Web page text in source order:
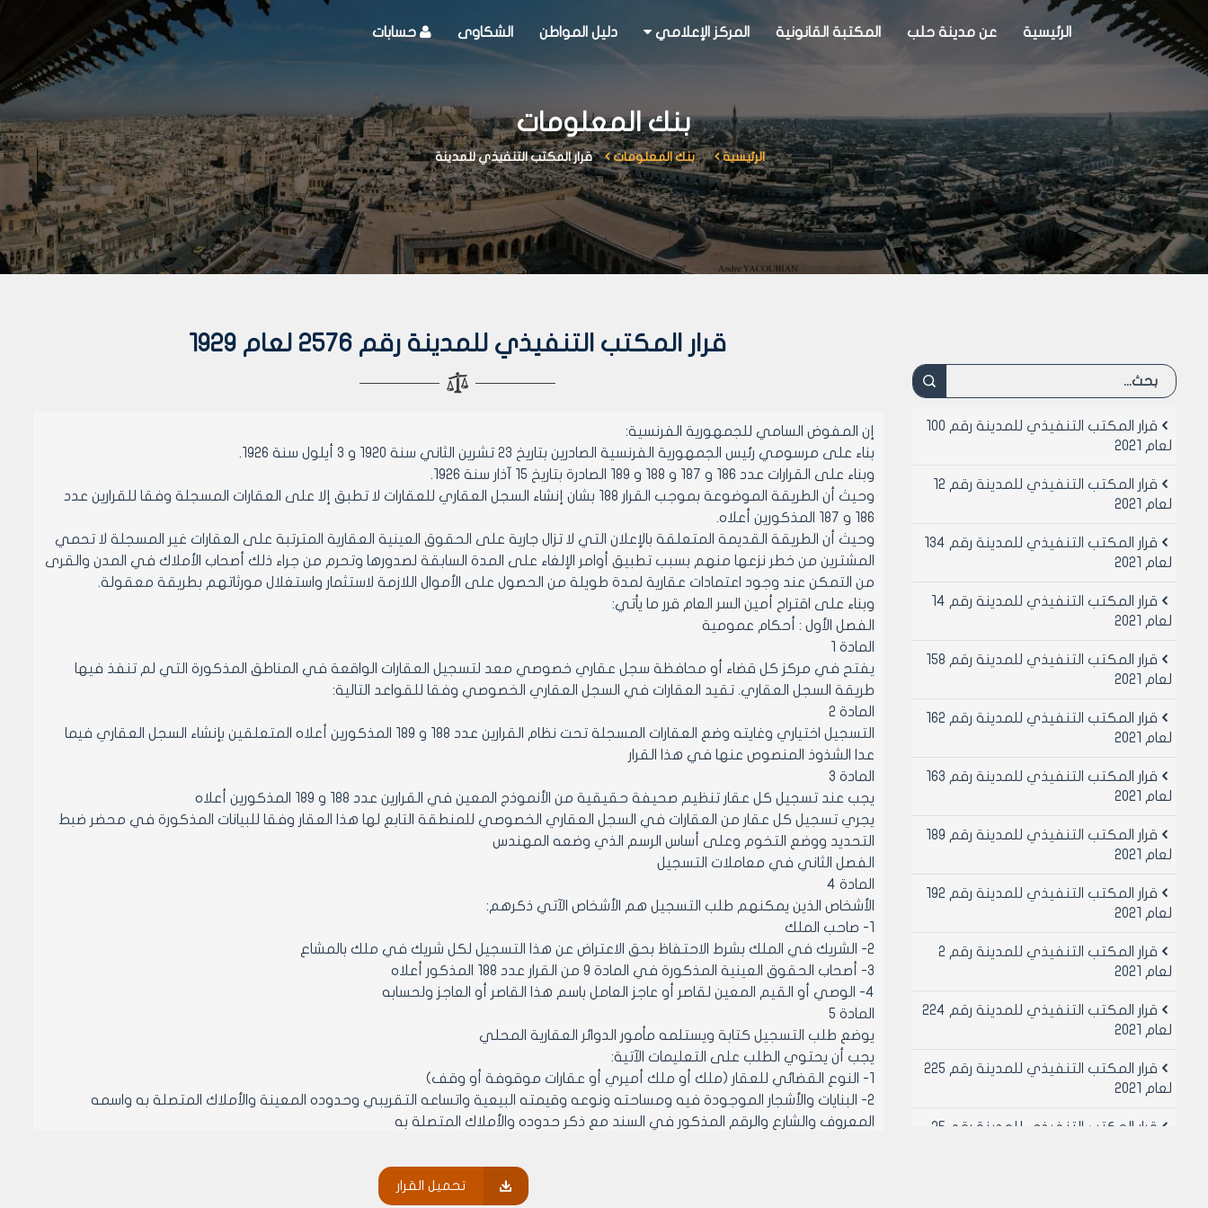
الرئيسية عن مدينة حلب المكتبة القانونية المركز الإعلامي دليل المواطن الشكاوى حسابات
بنك المعلومات
الرئيسية بنك المعلومات قرار المكتب التنفيذي للمدينة
قرار المكتب التنفيذي للمدينة رقم 2576 لعام 1929
إن المفوض السامي للجمهورية الفرنسية:
بناء على مرسومي رئيس الجمهورية الفرنسية الصادرين بتاريخ 23 تشرين الثاني سنة 1920 و 3 أيلول سنة 1926.
وبناء على القرارات عدد 186 و 187 و 188 و 189 الصادرة بتاريخ 15 آذار سنة 1926.
وحيث أن الطريقة الموضوعة بموجب القرار 188 بشان إنشاء السجل العقاري للعقارات لا تطبق إلا على العقارات المسجلة وفقا للقرارين عدد
186 و 187 المذكورين أعلاه.
وحيث أن الطريقة القديمة المتعلقة بالإعلان التي لا تزال جارية على الحقوق العينية العقارية المترتبة على العقارات غير المسجلة لا تحمي
المشترين من خطر نزعها منهم بسبب تطبيق أوامر الإلغاء على المدة السابقة لصدورها وتحرم من جراء ذلك أصحاب الأملاك في المدن والقرى
من التمكن عند وجود اعتمادات عقارية لمدة طويلة من الحصول على الأموال اللازمة لاستثمار واستغلال مورثاتهم بطريقة معقولة.
وبناء على اقتراح أمين السر العام قرر ما يأتي:
الفصل الأول : أحكام عمومية
المادة 1
يفتح في مركز كل قضاء أو محافظة سجل عقاري خصوصي معد لتسجيل العقارات الواقعة في المناطق المذكورة التي لم تنفذ فيها
طريقة السجل العقاري. تقيد العقارات في السجل العقاري الخصوصي وفقا للقواعد التالية:
المادة 2
التسجيل اختياري وغايته وضع العقارات المسجلة تحت نظام القرارين عدد 188 و 189 المذكورين أعلاه المتعلقين بإنشاء السجل العقاري فيما
عدا الشذوذ المنصوص عنها في هذا القرار
المادة 3
يجب عند تسجيل كل عقار تنظيم صحيفة حقيقية من الأنموذج المعين في القرارين عدد 188 و 189 المذكورين أعلاه
يجري تسجيل كل عقار من العقارات في السجل العقاري الخصوصي للمنطقة التابع لها هذا العقار وفقا للبيانات المذكورة في محضر ضبط
التحديد ووضع التخوم وعلى أساس الرسم الذي وضعه المهندس
الفصل الثاني في معاملات التسجيل
المادة 4
الأشخاص الذين يمكنهم طلب التسجيل هم الأشخاص الآتي ذكرهم:
1- صاحب الملك
2- الشريك في الملك بشرط الاحتفاظ بحق الاعتراض عن هذا التسجيل لكل شريك في ملك بالمشاع
3- أصحاب الحقوق العينية المذكورة في المادة 9 من القرار عدد 188 المذكور أعلاه
4- الوصي أو القيم المعين لقاصر أو عاجز العامل باسم هذا القاصر أو العاجز ولحسابه
المادة 5
يوضع طلب التسجيل كتابة ويستلمه مأمور الدوائر العقارية المحلي
يجب أن يحتوي الطلب على التعليمات الآتية:
1- النوع القضائي للعقار (ملك أو ملك أميري أو عقارات موقوفة أو وقف)
2- البنايات والأشجار الموجودة فيه ومساحته ونوعه وقيمته البيعية واتساعه التقريبي وحدوده المعينة والأملاك المتصلة به واسمه
المعروف والشارع والرقم المذكور في السند مع ذكر حدوده والأملاك المتصلة به
4- نوع الحقوق المسجلة واسم صاحبها وشهرته وعمره ومهنته وجنسيته ومحل إقامته وحقوق الانتفاع السلبية والإيجابية ويذكر علاوة
على ذلك إذا كان الحق ناجما عن تقسيم وقف ما، اسم الوقف ونوع الحق ومبلغ العوائد السنوية
تحميل القرار
قرار المكتب التنفيذي للمدينة رقم 100
لعام 2021
قرار المكتب التنفيذي للمدينة رقم 12
لعام 2021
قرار المكتب التنفيذي للمدينة رقم 134
لعام 2021
قرار المكتب التنفيذي للمدينة رقم 14
لعام 2021
قرار المكتب التنفيذي للمدينة رقم 158
لعام 2021
قرار المكتب التنفيذي للمدينة رقم 162
لعام 2021
قرار المكتب التنفيذي للمدينة رقم 163
لعام 2021
قرار المكتب التنفيذي للمدينة رقم 189
لعام 2021
قرار المكتب التنفيذي للمدينة رقم 192
لعام 2021
قرار المكتب التنفيذي للمدينة رقم 2
لعام 2021
قرار المكتب التنفيذي للمدينة رقم 224
لعام 2021
قرار المكتب التنفيذي للمدينة رقم 225
لعام 2021
قرار المكتب التنفيذي للمدينة رقم 25